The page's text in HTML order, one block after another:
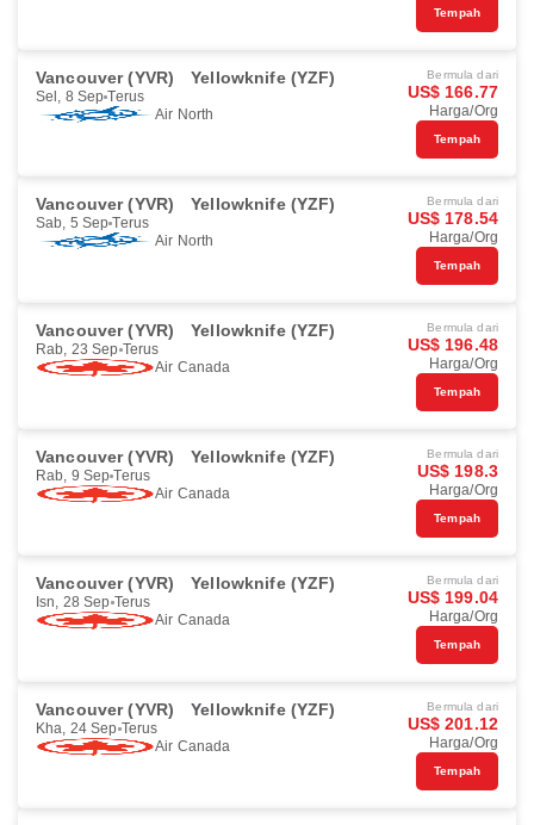
Tempah
Vancouver (YVR) Yellowknife (YZF)
Sel, 8 Sep Terus
Air North
Bermula dari
US$ 166.77
Harga/Org
Tempah
Vancouver (YVR) Yellowknife (YZF)
Sab, 5 Sep Terus
Air North
Bermula dari
US$ 178.54
Harga/Org
Tempah
Vancouver (YVR) Yellowknife (YZF)
Rab, 23 Sep Terus
Air Canada
Bermula dari
US$ 196.48
Harga/Org
Tempah
Vancouver (YVR) Yellowknife (YZF)
Rab, 9 Sep Terus
Air Canada
Bermula dari
US$ 198.3
Harga/Org
Tempah
Vancouver (YVR) Yellowknife (YZF)
Isn, 28 Sep Terus
Air Canada
Bermula dari
US$ 199.04
Harga/Org
Tempah
Vancouver (YVR) Yellowknife (YZF)
Kha, 24 Sep Terus
Air Canada
Bermula dari
US$ 201.12
Harga/Org
Tempah